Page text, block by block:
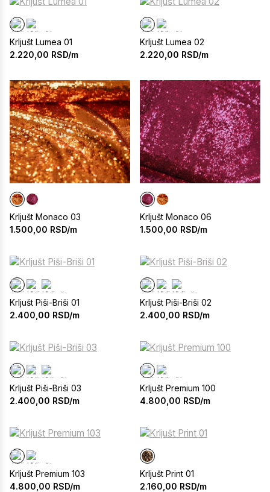
Krljušt Lumea 01
2.220,00 RSD/m
Krljušt Lumea 02
2.220,00 RSD/m
Krljušt Monaco 03
1.500,00 RSD/m
Krljušt Monaco 06
1.500,00 RSD/m
Krljušt Piši-Briši 01
2.400,00 RSD/m
Krljušt Piši-Briši 02
2.400,00 RSD/m
Krljušt Piši-Briši 03
2.400,00 RSD/m
Krljušt Premium 100
4.800,00 RSD/m
Krljušt Premium 103
4.800,00 RSD/m
Krljušt Print 01
2.160,00 RSD/m